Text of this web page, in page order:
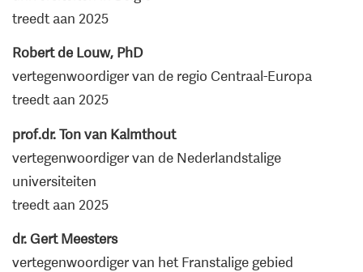
treedt aan 2025
Robert de Louw, PhD
vertegenwoordiger van de regio Centraal-Europa
treedt aan 2025
prof.dr. Ton van Kalmthout
vertegenwoordiger van de Nederlandstalige
universiteiten
treedt aan 2025
dr. Gert Meesters
vertegenwoordiger van het Franstalige gebied